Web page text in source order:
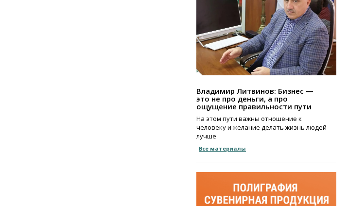
Владимир Литвинов: Бизнес —
это не про деньги, а про
ощущение правильности пути
На этом пути важны отношение к
человеку и желание делать жизнь людей
лучше
Все материалы